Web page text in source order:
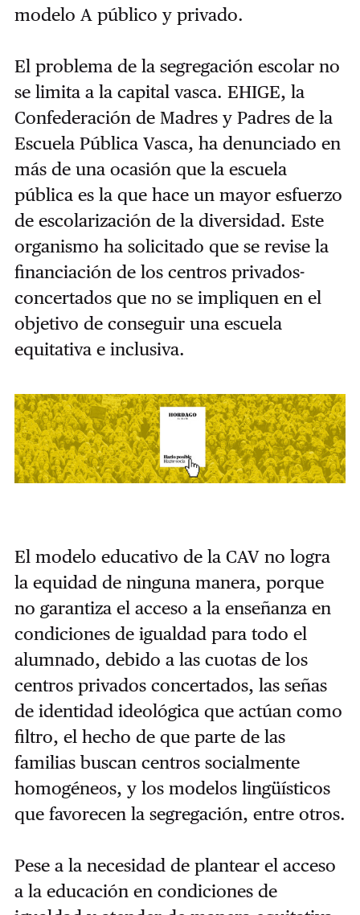
modelo A público y privado.
El problema de la segregación escolar no
se limita a la capital vasca. EHIGE, la
Confederación de Madres y Padres de la
Escuela Pública Vasca, ha denunciado en
más de una ocasión que la escuela
pública es la que hace un mayor esfuerzo
de escolarización de la diversidad. Este
organismo ha solicitado que se revise la
financiación de los centros privados-
concertados que no se impliquen en el
objetivo de conseguir una escuela
equitativa e inclusiva.
El modelo educativo de la CAV no logra
la equidad de ninguna manera, porque
no garantiza el acceso a la enseñanza en
condiciones de igualdad para todo el
alumnado, debido a las cuotas de los
centros privados concertados, las señas
de identidad ideológica que actúan como
filtro, el hecho de que parte de las
familias buscan centros socialmente
homogéneos, y los modelos lingüísticos
que favorecen la segregación, entre otros.
Pese a la necesidad de plantear el acceso
a la educación en condiciones de